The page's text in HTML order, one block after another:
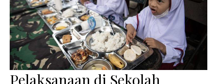
Pelaksanaan di Sekolah